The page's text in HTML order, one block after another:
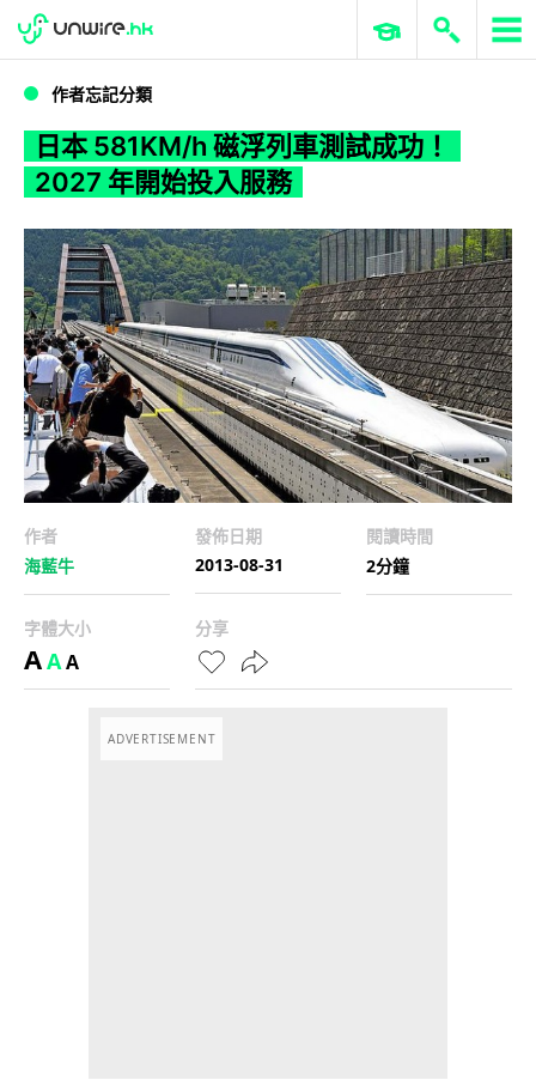
WWDC 2026 ERP 與商業 AI
作者忘記分類
日本 581KM/h 磁浮列車測試成功！
2027 年開始投入服務
作者
海藍牛
發佈日期
2013-08-31
閱讀時間
2分鐘
字體大小
AAA
分享
ADVERTISEMENT